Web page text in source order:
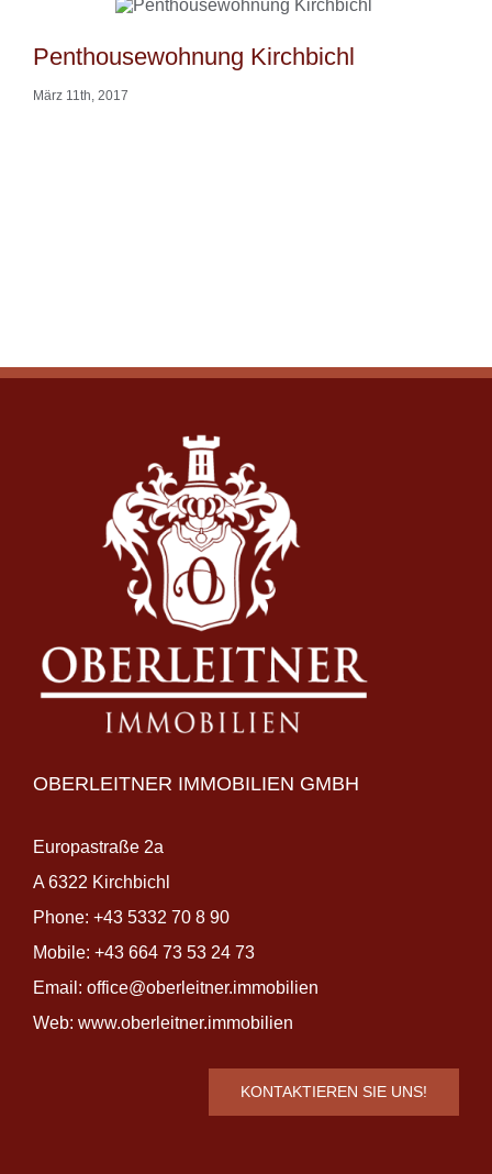
Penthousewohnung Kirchbichl
März 11th, 2017
OBERLEITNER IMMOBILIEN GMBH
Europastraße 2a
A 6322 Kirchbichl
Phone: +43 5332 70 8 90
Mobile: +43 664 73 53 24 73
Email: office@oberleitner.immobilien
Web: www.oberleitner.immobilien
KONTAKTIEREN SIE UNS!